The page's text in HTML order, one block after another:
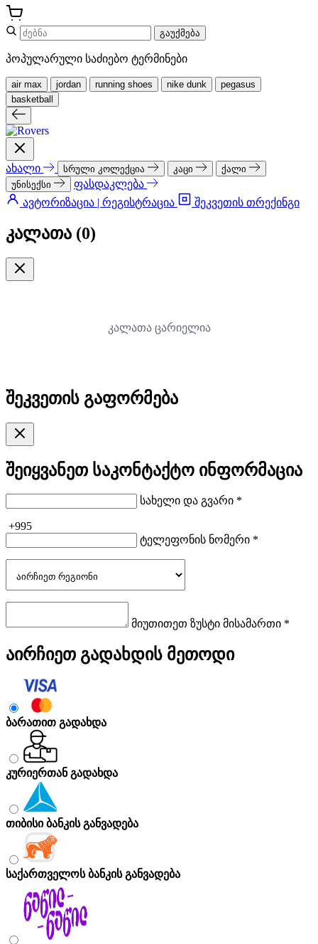
გაუქმება
პოპულარული საძიებო ტერმინები
air max jordan running shoes nike dunk
pegasus
basketball
ახალი სრული კოლექცია კაცი
ქალი
უნისექსი
ფასდაკლება
ავტორიზაცია | რეგისტრაცია
შეკვეთის თრექინგი
კალათა (0)
კალათა ცარიელია
შეკვეთის გაფორმება
შეიყვანეთ საკონტაქტო ინფორმაცია
სახელი და გვარი *
+995
ტელეფონის ნომერი *
მიუთითეთ ზუსტი მისამართი *
აირჩიეთ გადახდის მეთოდი
ბარათით გადახდა
კურიერთან გადახდა
თიბისი ბანკის განვადება
საქართველოს ბანკის განვადება